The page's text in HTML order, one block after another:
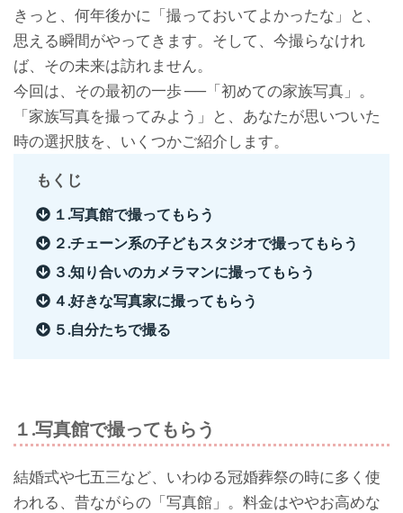
きっと、何年後かに「撮っておいてよかったな」と、
思える瞬間がやってきます。そして、今撮らなけれ
ば、その未来は訪れません。
今回は、その最初の一歩 ──「初めての家族写真」。
「家族写真を撮ってみよう」と、あなたが思いついた
時の選択肢を、いくつかご紹介します。
もくじ
１.写真館で撮ってもらう
２.チェーン系の子どもスタジオで撮ってもらう
３.知り合いのカメラマンに撮ってもらう
４.好きな写真家に撮ってもらう
５.自分たちで撮る
１.写真館で撮ってもらう
結婚式や七五三など、いわゆる冠婚葬祭の時に多く使
われる、昔ながらの「写真館」。料金はややお高めな